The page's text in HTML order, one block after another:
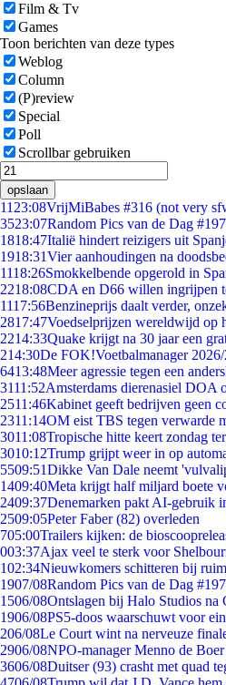
Film & Tv
Games
Toon berichten van deze types
Weblog
Column
(P)review
Special
Poll
Scrollbar gebruiken
opslaan
11 23:08VrijMiBabes #316 (not very
3523:07Random Pics van de Dag
1818:47Italië hindert reizigers uit
1918:31Vier aanhoudingen na
1118:26Smokkelbende opgerold in
2218:08CDA en D66 willen ingrijpen
1117:56Benzineprijs daalt verder,
2817:47Voedselprijzen wereldwijd op
2214:33Quake krijgt na 30 jaar een
214:30De FOK!Voetbalmanager
6413:48Meer agressie tegen een
3111:52Amsterdams dierenasiel DOA
2511:46Kabinet geeft bedrijven geen
2311:14OM eist TBS tegen verwarde
3011:08Tropische hitte keert zondag
3010:12Trump grijpt weer in op
5509:51Dikke Van Dale neemt
1409:40Meta krijgt half miljard boete
2409:37Denemarken pakt AI-gebruik
2509:05Peter Faber (82) overleden
705:00Trailers kijken: de
003:37Ajax veel te sterk voor
102:34Nieuwkomers schitteren bij
1907/08Random Pics van de Dag
1506/08Ontslagen bij Halo Studios na
1906/08PS5-doos waarschuwt voor
206/08Le Court wint na nerveuze
2906/08NPO-manager Menno de
3606/08Duitser (93) crasht met quad